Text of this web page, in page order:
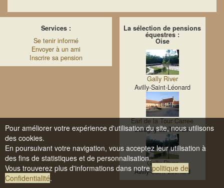
Services :
Se tenir informé
Envoyer à un ami
Inscrire sa pension
La sélection de pensions
équestres :
Oise
Gally River
Avilly-Saint-Léonard
Earl de la Tour Carree
Balagny-sur-Thérain
Gally River
Avilly-Saint-Léonard
Pour améliorer votre expérience d'utilisation du site, nous utilisons
des cookies.
En poursuivant votre navigation, vous acceptez leur utilisation à
des fins de statistiques et de personnalisation.
Vous trouverez plus d'informations dans notrepolitique de
Confidentialité.